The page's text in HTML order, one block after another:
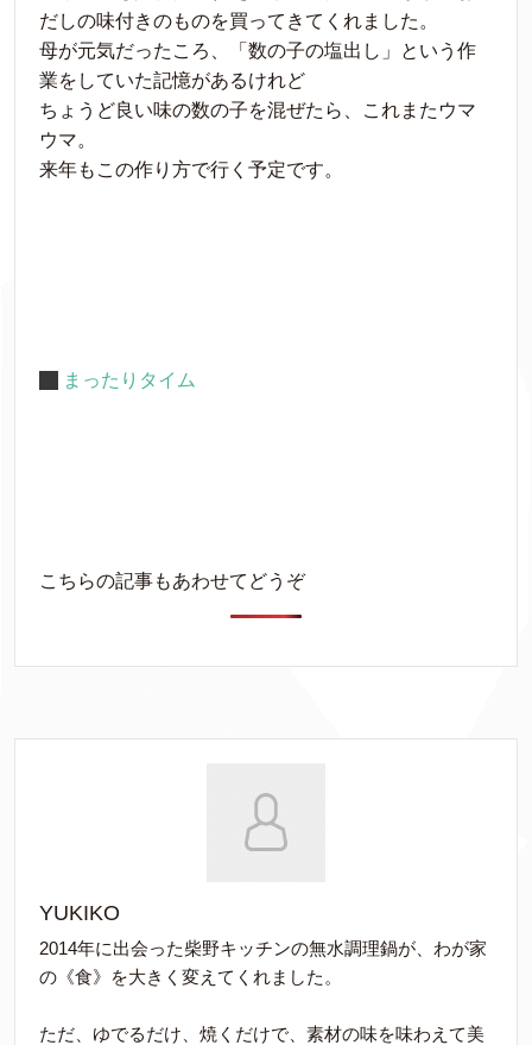
だしの味付きのものを買ってきてくれました。
母が元気だったころ、「数の子の塩出し」という作
業をしていた記憶があるけれど
ちょうど良い味の数の子を混ぜたら、これまたウマ
ウマ。
来年もこの作り方で行く予定です。
まったりタイム
こちらの記事もあわせてどうぞ
YUKIKO
2014年に出会った柴野キッチンの無水調理鍋が、わが家
の《食》を大きく変えてくれました。
ただ、ゆでるだけ、焼くだけで、素材の味を味わえて美